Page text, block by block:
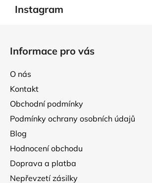
Instagram
Informace pro vás
O nás
Kontakt
Obchodní podmínky
Podmínky ochrany osobních údajů
Blog
Hodnocení obchodu
Doprava a platba
Nepřevzetí zásilky